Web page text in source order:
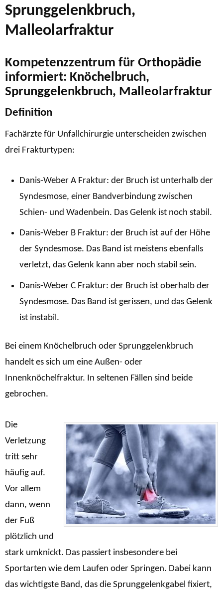
Sprunggelenkbruch,
Malleolarfraktur
Kompetenzzentrum für Orthopädie
informiert: Knöchelbruch,
Sprunggelenkbruch, Malleolarfraktur
Definition
Fachärzte für Unfallchirurgie unterscheiden zwischen
drei Frakturtypen:
Danis-Weber A Fraktur: der Bruch ist unterhalb der
Syndesmose, einer Bandverbindung zwischen
Schien- und Wadenbein. Das Gelenk ist noch stabil.
Danis-Weber B Fraktur: der Bruch ist auf der Höhe
der Syndesmose. Das Band ist meistens ebenfalls
verletzt, das Gelenk kann aber noch stabil sein.
Danis-Weber C Fraktur: der Bruch ist oberhalb der
Syndesmose. Das Band ist gerissen, und das Gelenk
ist instabil.
Bei einem Knöchelbruch oder Sprunggelenkbruch
handelt es sich um eine Außen- oder
Innenknöchelfraktur. In seltenen Fällen sind beide
gebrochen.
Die
Verletzung
tritt sehr
häufig auf.
Vor allem
dann, wenn
der Fuß
plötzlich und
stark umknickt. Das passiert insbesondere bei
Sportarten wie dem Laufen oder Springen. Dabei kann
das wichtigste Band, das die Sprunggelenkgabel fixiert,